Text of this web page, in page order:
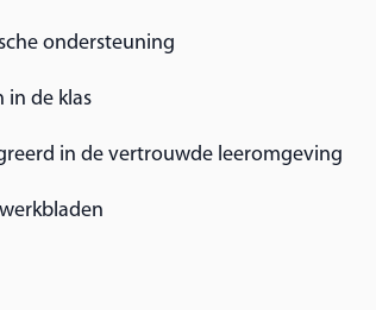
ondersteuning
in de klas
in de vertrouwde leeromgeving